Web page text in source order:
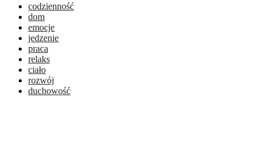
codzienność
dom
emocje
jedzenie
praca
relaks
ciało
rozwój
duchowość